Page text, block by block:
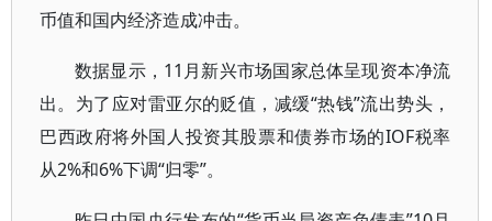
币值和国内经济造成冲击。
数据显示，11月新兴市场国家总体呈现资本净流
出。为了应对雷亚尔的贬值，减缓“热钱”流出势头，
巴西政府将外国人投资其股票和债券市场的IOF税率
从2%和6%下调“归零”。